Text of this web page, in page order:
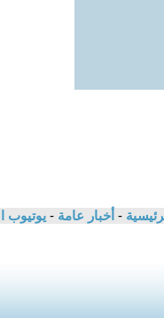
- أخبار عامة - يوتيوب